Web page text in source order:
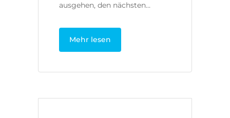
ausgehen, den nächsten…
Mehr lesen